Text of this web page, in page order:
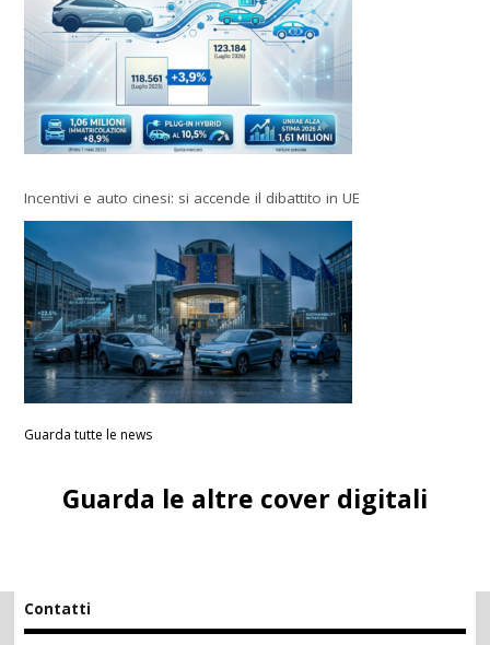
Incentivi e auto cinesi: si accende il dibattito in UE
Guarda tutte le news
Guarda le altre cover digitali
Contatti